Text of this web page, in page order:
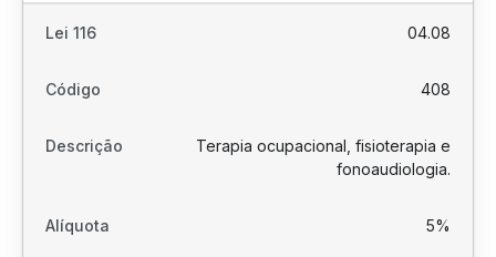
04.08
408
Terapia ocupacional, fisioterapia e
fonoaudiologia.
5%